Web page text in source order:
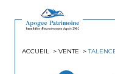
ACCUEIL VENTE